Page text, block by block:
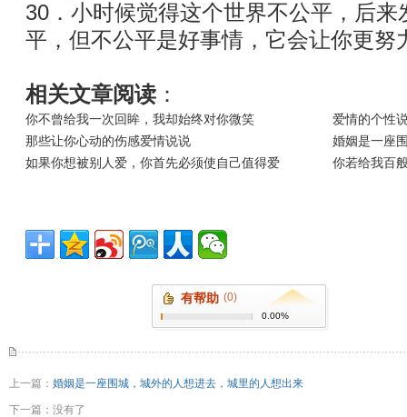
30．小时候觉得这个世界不公平，后
平，但不公平是好事情，它会让你更努
相关文章阅读 ：
你不曾给我一次回眸，我却始终对你微笑
爱情的个性
那些让你心动的伤感爱情说说
婚姻是一座
如果你想被别人爱，你首先必须使自己值得爱
你若给我百
有帮助 (0)
0.00%
上一篇： 婚姻是一座围城，城外的人想进去，城里的人想出来
下一篇：没有了